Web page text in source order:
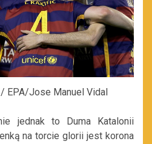
EPA/Jose Manuel Vidal
jednak to Duma Katalonii
na torcie glorii jest korona